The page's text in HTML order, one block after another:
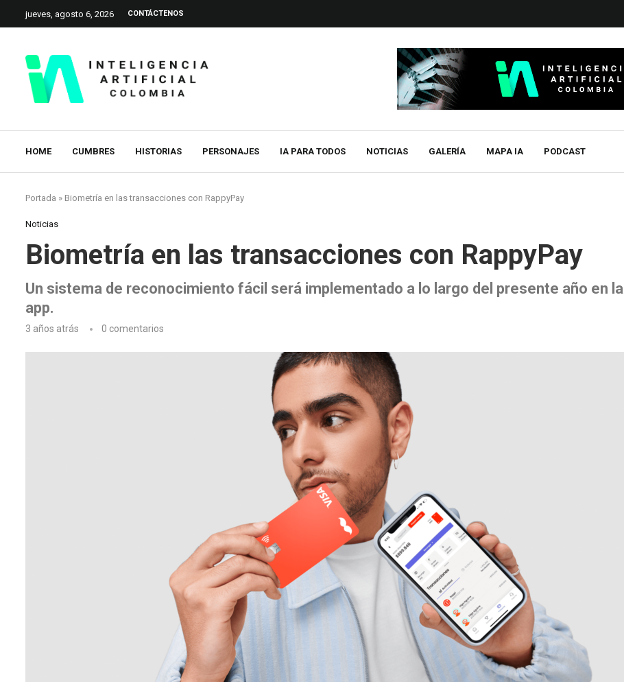
jueves, agosto 6, 2026 CONTÁCTENOS
HOME CUMBRES HISTORIAS PERSONAJES IA PARA TODOS NOTICIAS GALERÍA MAPA IA PODCAST
Portada » Biometría en las transacciones con RappyPay
Noticias
Biometría en las transacciones con RappyPay
Un sistema de reconocimiento fácil será implementado a lo largo del presente año en la
app.
3 años atrás 0 comentarios